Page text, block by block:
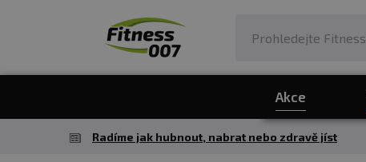
Akce
Radíme jak hubnout, nabrat nebo zdravě jíst